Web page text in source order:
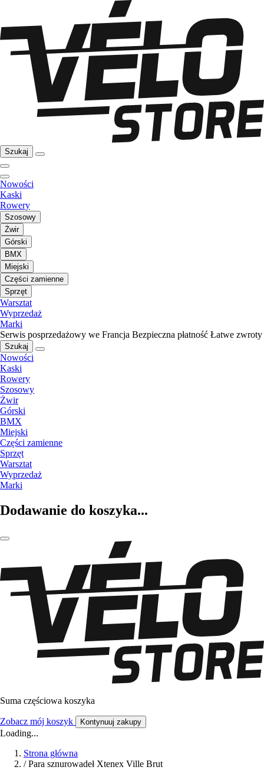
Szukaj
Nowości
Kaski
Rowery
Szosowy
Żwir
Górski
BMX
Miejski
Części zamienne
Sprzęt
Warsztat
Wyprzedaż
Marki
Serwis posprzedażowy we Francja Bezpieczna płatność Łatwe zwroty
Szukaj
Nowości
Kaski
Rowery
Szosowy
Żwir
Górski
BMX
Miejski
Części zamienne
Sprzęt
Warsztat
Wyprzedaż
Marki
Dodawanie do koszyka...
Suma częściowa koszyka
Zobacz mój koszyk Kontynuuj zakupy
Loading...
Strona główna
/ Para sznurowadeł Xtenex Ville Brut